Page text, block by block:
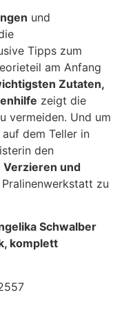
und
Tipps zum
am Anfang
Zutaten,
zeigt die
vermeiden. Und um
dem Teller in
den
Verzieren und
zu
Schwalber
komplett